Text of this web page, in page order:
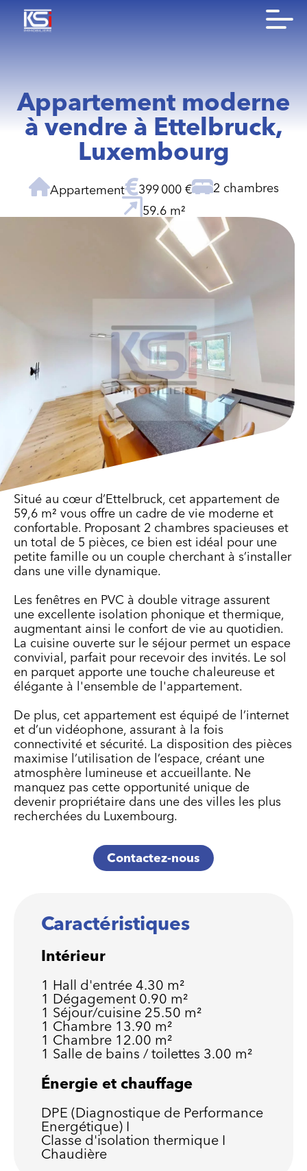
Appartement moderne
à vendre à Ettelbruck,
Luxembourg
Appartement 399 000 €
2 chambres
59.6 m²
Situé au cœur d’Ettelbruck, cet appartement de
59,6 m² vous offre un cadre de vie moderne et
confortable. Proposant 2 chambres spacieuses et
un total de 5 pièces, ce bien est idéal pour une
petite famille ou un couple cherchant à s’installer
dans une ville dynamique.
Les fenêtres en PVC à double vitrage assurent
une excellente isolation phonique et thermique,
augmentant ainsi le confort de vie au quotidien.
La cuisine ouverte sur le séjour permet un espace
convivial, parfait pour recevoir des invités. Le sol
en parquet apporte une touche chaleureuse et
élégante à l'ensemble de l'appartement.
De plus, cet appartement est équipé de l’internet
et d’un vidéophone, assurant à la fois
connectivité et sécurité. La disposition des pièces
maximise l’utilisation de l’espace, créant une
atmosphère lumineuse et accueillante. Ne
manquez pas cette opportunité unique de
devenir propriétaire dans une des villes les plus
recherchées du Luxembourg.
Contactez-nous
Caractéristiques
Intérieur
1 Hall d'entrée 4.30 m²
1 Dégagement 0.90 m²
1 Séjour/cuisine 25.50 m²
1 Chambre 13.90 m²
1 Chambre 12.00 m²
1 Salle de bains / toilettes 3.00 m²
Énergie et chauffage
DPE (Diagnostique de Performance
Energétique) I
Classe d'isolation thermique I
Chaudière